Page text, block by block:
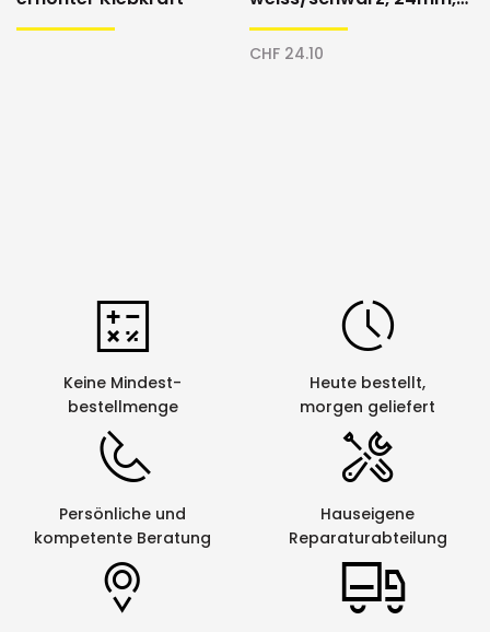
Schriftband
CHF 24.10
Keine Mindest-
bestellmenge
Heute bestellt,
morgen geliefert
Persönliche und
kompetente Beratung
Hauseigene
Reparaturabteilung